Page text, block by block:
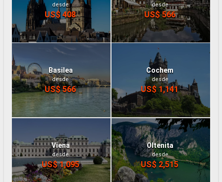
desde
US$ 408
desde
US$ 566
Basilea
desde
US$ 566
Cochem
desde
US$ 1,141
Viena
desde
US$ 1,095
Oltenita
desde
US$ 2,515